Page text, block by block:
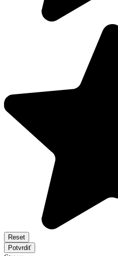
Reset
Potvrdiť